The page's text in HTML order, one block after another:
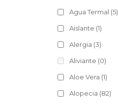
Agua Termal (5)
Aislante (1)
Alergia (3)
Aliviante (0)
Aloe Vera (1)
Alopecia (82)